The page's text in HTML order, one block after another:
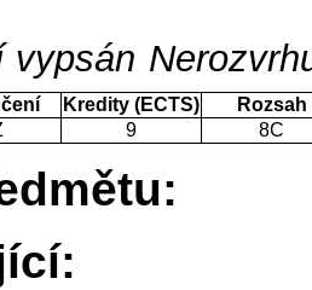
vypsán
Kredity (ECTS)
Rozsah
9 8C